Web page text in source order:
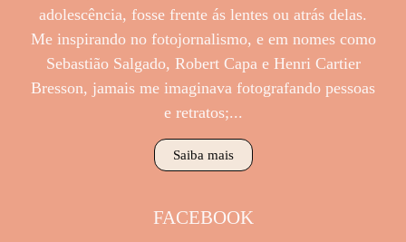
adolescência, fosse frente ás lentes ou atrás delas.
Me inspirando no fotojornalismo, e em nomes como
Sebastião Salgado, Robert Capa e Henri Cartier
Bresson, jamais me imaginava fotografando pessoas
e retratos;...
Saiba mais
FACEBOOK